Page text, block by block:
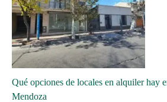
Qué opciones de locales en alquiler hay
Mendoza